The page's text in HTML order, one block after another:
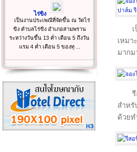
ไร่ขิง
เป็นงานประเพณีที่จัดขึ้น ณ วัดไร่
ขิง ตำบลไร่ขิง อำเภอสามพราน
ระหว่างวันขึ้น 13 ค่ำ เดือน 5 ถึงวัน
แรม 4 ค่ำ เดือน 5 ของทุ ...
เหมา
มาก
สำหรั
ด้วยท